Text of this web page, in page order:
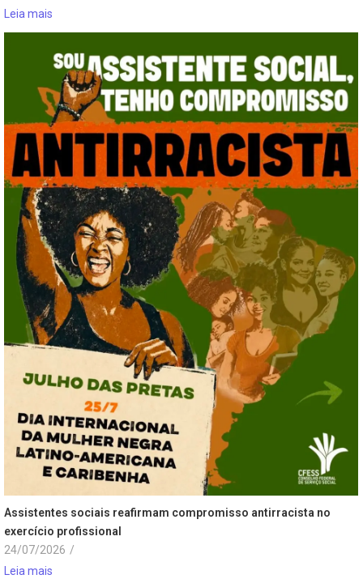
Leia mais
Assistentes sociais reafirmam compromisso antirracista no
exercício profissional
24/07/2026 /
Leia mais